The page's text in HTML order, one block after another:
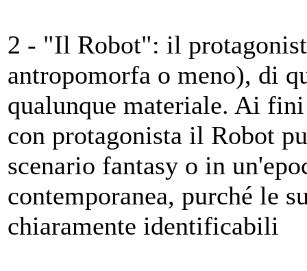
2 - "Il Robot": il
antropomorfa o meno), di
qualunque materiale. Ai
con protagonista il Robot
scenario fantasy o in
contemporanea, purché le
chiaramente identificabili